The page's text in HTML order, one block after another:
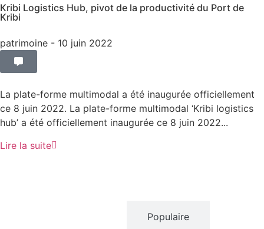
Kribi Logistics Hub, pivot de la productivité du Port de
Kribi
patrimoine - 10 juin 2022
La plate-forme multimodal a été inaugurée officiellement
ce 8 juin 2022. La plate-forme multimodal ‘Kribi logistics
hub’ a été officiellement inaugurée ce 8 juin 2022...
Lire la suite
Populaire